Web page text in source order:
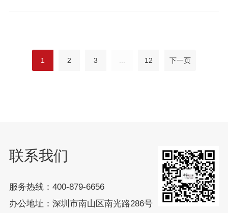
1 2 3 12 下一页
联系我们
服务热线：400-879-6656
办公地址：深圳市南山区南光路286号